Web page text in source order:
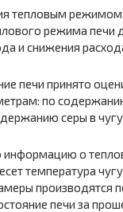
тепловым режимом
режима печи
и снижения
печи принято
по
серы в
о
температура
производятся
печи за